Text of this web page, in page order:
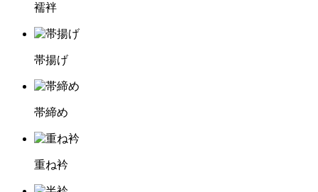
襦袢
帯揚げ
帯締め
重ね衿